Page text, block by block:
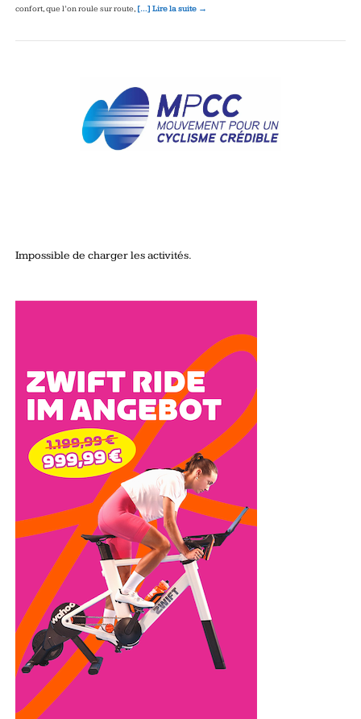
confort, que l’on roule sur route, […] Lire la suite →
Impossible de charger les activités.